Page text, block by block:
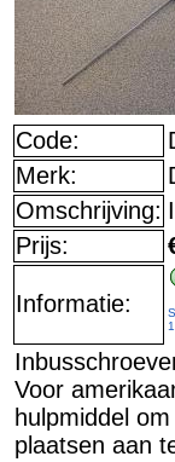
Code:
Merk:
Omschrijving:
Prijs:
Informatie:
1
Voor
hulpmiddel
plaatsen aan